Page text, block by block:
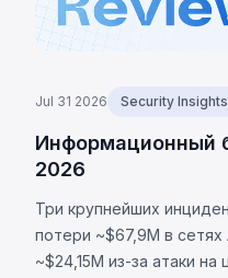
Jul 31 2026 Security Insights
Информационный
2026
Три крупнейших
потери ~$67,9M в сетях
~$24,15M из-за атаки на